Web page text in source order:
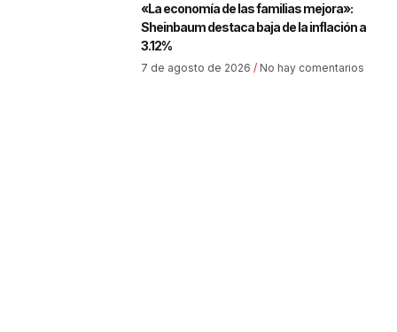
«La economía de las familias mejora»:
Sheinbaum destaca baja de la inflación a
3.12%
7 de agosto de 2026 No hay comentarios